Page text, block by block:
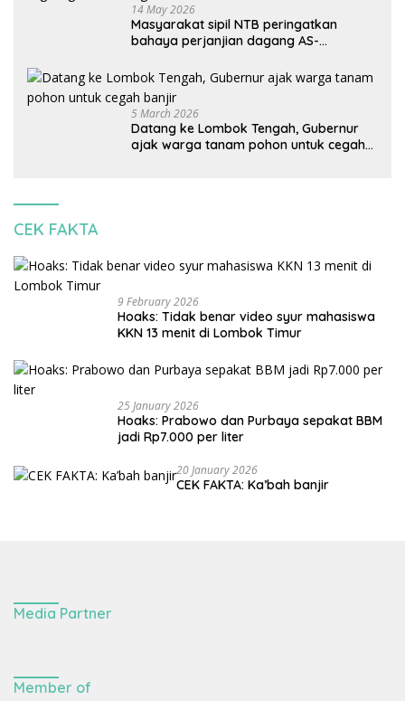
14 May 2026
Masyarakat sipil NTB peringatkan
bahaya perjanjian dagang AS-
korbankan lingkungan dan warga lokal
5 March 2026
Datang ke Lombok Tengah, Gubernur
ajak warga tanam pohon untuk cegah
CEK FAKTA
9 February 2026
Hoaks: Tidak benar video syur mahasiswa
KKN 13 menit di Lombok Timur
25 January 2026
Hoaks: Prabowo dan Purbaya sepakat BBM
jadi Rp7.000 per liter
20 January 2026
CEK FAKTA: Ka’bah banjir
Media Partner
Member of